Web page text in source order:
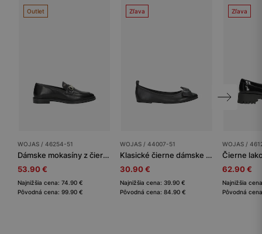
Outlet
WOJAS / 46254-51
Dámske mokasíny z čiernej kože zdobené zlatou prackou
53.90 €
Najnižšia cena: 74.90 €
Pôvodná cena: 99.90 €
Zľava
WOJAS / 44007-51
Klasické čierne dámske balerínky z lícovej kože
30.90 €
Najnižšia cena: 39.90 €
Pôvodná cena: 84.90 €
Zľava
WOJAS /
62.90 €
Najnižšia
Pôvodná